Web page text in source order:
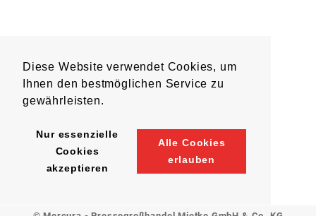
Diese Website verwendet Cookies, um
Ihnen den bestmöglichen Service zu
gewährleisten.
Nur essenzielle
Cookies
akzeptieren
Alle Cookies
erlauben